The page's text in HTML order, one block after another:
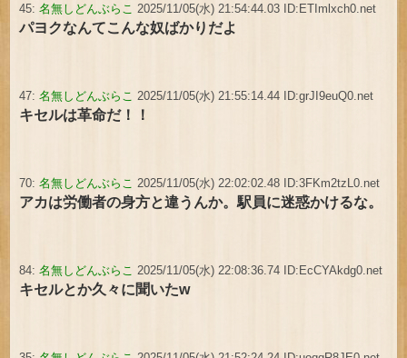
45:名無しどんぶらこ 2025/11/05(水) 21:54:44.03 ID:ETImlxch0.net
パヨクなんてこんな奴ばかりだよ
47:名無しどんぶらこ 2025/11/05(水) 21:55:14.44 ID:grJI9euQ0.net
キセルは革命だ！！
70:名無しどんぶらこ 2025/11/05(水) 22:02:02.48 ID:3FKm2tzL0.net
アカは労働者の身方と違うんか。駅員に迷惑かけるな。
84:名無しどんぶらこ 2025/11/05(水) 22:08:36.74 ID:EcCYAkdg0.net
キセルとか久々に聞いたw